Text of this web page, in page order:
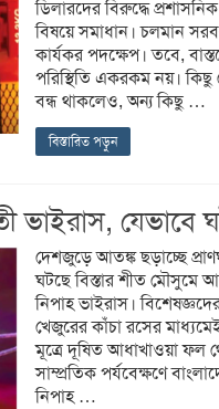
ডিলারদের বিরুদ্ধে
বিষয়ে সমাধান। চলমান
কার্যকর পদক্ষেপ। তবে,
পরিস্থিতি একরকম নয়। কিছু
বন্ধ থাকলেও, অন্য কিছু …
বিস্তারিত পড়ুন
ভাইরাস, যেভাবে
দেশজুড়ে আতঙ্ক ছড়াচ্ছে
ঘটছে বিস্তার শীত মৌসুমে
নিপাহ ভাইরাস।
খেজুরের কাঁচা রসের
মূত্রে দূষিত আধাখাওয়া ফল
সাম্প্রতিক পর্যবেক্ষণে
নিপাহ …